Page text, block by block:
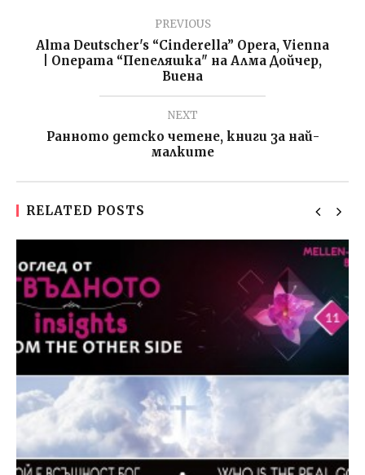
PREVIOUS
Alma Deutscher's “Cinderella” Opera, Vienna
| Oперата “Пепеляшка" на Алма Дойчер,
Виена
NEXT
Ранното детско четене, книги за най-
малките
RELATED POSTS